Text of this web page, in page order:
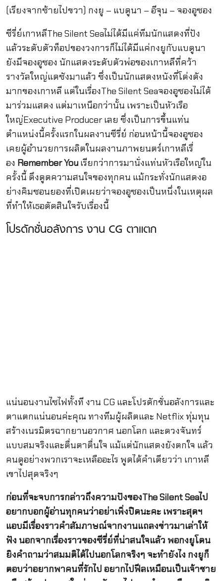
(เรียงจากซ้ายไปขวา) กงยู – แบดูนา – อีจุน – จองอูซอง
ซีรี่ย์เกาหลีThe Silent Seaไม่ได้มีแค่ทีมนักแสดงที่ปัง
แล้วระดับตัวท็อปของวงการก็ไม่ได้มีแค่กงยูกับแบดูนา
ยังมีจองอูซอง นักแสดงระดับตัวพ่อของเกาหลีที่คว้า
รางวัลใหญ่แดซังมาแล้ว ซึ่งเป็นนักแสดงหนังที่โด่งดัง
มากของเกาหลี แต่ในเรื่องThe Silent Seaจองอูซองไม่ได้
มาร่วมแสดง แต่มาเหนือกว่านั้น เพราะเป็นหัวเรือ
ใหญ่Executive Producer เลย ซึ่งเป็นการขึ้นแท่น
ตำแหน่งนี้ครั้งแรกในผลงานซีรี่ย์ ก่อนหน้านี้จองอูซอง
เคยผู้อำนวยการผลิตในผลงานภาพยนตร์เกาหลีเรื่
อง Remember You เรียกว่าการมานั่งแท่นหัวเรือใหญ่ใน
ครั้งนี้ ดึงดูดความสนใจของทุกคน แม้กระทั่งนักแสดงอ
ย่างคิมซอนยองที่เปิดเผยว่าจองอูซองเป็นหนึ่งในเหตุผล
ที่ทำให้เธอตัดสินใจรับเรื่องนี้
โปรดักชั่นอลังการ งาน CG ตาแตก
แน่นอนงานไซไฟทั้งที งาน CG และโปรดักชั่นอลังการและ
ตาแตกแน่นอนค่ะคุณ ทางทีมผู้ผลิตและ Netflix ทุ่มทุน
สร้างเนรมิตรฉากยานอวกาศ นอกโลก และดวงจันทร์
แบบสมจริงและตื่นตาตื่นใจ แม้แต่นักแสดงยังตกใจ แล้ว
คนดูอย่างพวกเราจะเหลืออะไร พูดได้คำเดียวว่า เกาหลี
เขาไปสุดจริงๆ
ก่อนที่จะจบการกล่าวถึงความปังของThe Silent Seaไป
อยากบอกผู้อ่านทุกคนว่าอย่าเพิ่งปิดนะคะ เพราะสุดฯ
แอบมีเรื่องราวคำสัมภาษณ์จากงานแถลงข่าวมาเล่าให้
ฟัง นอกจากเรื่องราวของซีรี่ย์ที่น่าสนใจแล้ว พอกงยูโดน
ยิงคำถามว่าสมมติได้ไปนอกโลกจริงๆ จะทำยังไง กงยูก็
ตอบว่าอยากพาคนที่รักไป อยากไปฟีลเหมือนเป็นเจ้าชาย